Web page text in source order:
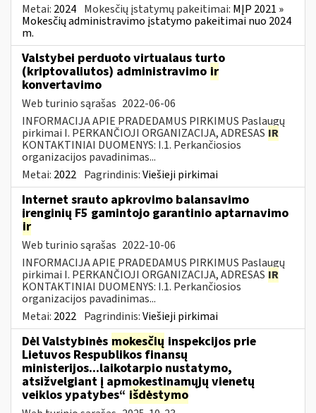
Metai: 2024 Mokesčių įstatymų pakeitimai: MĮP 2021 »
Mokesčių administravimo įstatymo pakeitimai nuo 2024
m.
Valstybei perduoto virtualaus turto
(kriptovaliutos) administravimo ir
konvertavimo
Web turinio sąrašas 2022-06-06
INFORMACIJA APIE PRADEDAMUS PIRKIMUS Paslaugų
pirkimai I. PERKANČIOJI ORGANIZACIJA, ADRESAS IR
KONTAKTINIAI DUOMENYS: I.1. Perkančiosios
organizacijos pavadinimas...
Metai: 2022 Pagrindinis:Viešieji pirkimai
Internet srauto apkrovimo balansavimo
įrenginių F5 gamintojo garantinio aptarnavimo
ir
Web turinio sąrašas 2022-10-06
INFORMACIJA APIE PRADEDAMUS PIRKIMUS Paslaugų
pirkimai I. PERKANČIOJI ORGANIZACIJA, ADRESAS IR
KONTAKTINIAI DUOMENYS: I.1. Perkančiosios
organizacijos pavadinimas...
Metai: 2022 Pagrindinis:Viešieji pirkimai
Dėl Valstybinės mokesčių inspekcijos prie
Lietuvos Respublikos finansų
ministerijos...laikotarpio nustatymo,
atsižvelgiant į apmokestinamųjų vienetų
veiklos ypatybes“ išdėstymo